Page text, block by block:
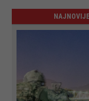
NAJNOVIJE